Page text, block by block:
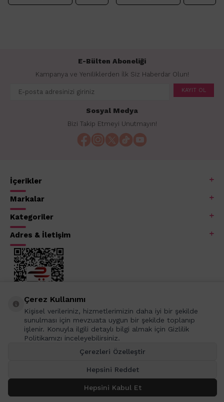
SEPETE EKLE
E-Bülten Aboneliği
Kampanya ve Yeniliklerden İlk Siz Haberdar Olun!
KAYIT OL
Sosyal Medya
Bizi Takip Etmeyi Unutmayın!
İçerikler
Markalar
Kategoriler
Adres & İletişim
Çerez Kullanımı
Kişisel verileriniz, hizmetlerimizin daha iyi bir şekilde
sunulması için mevzuata uygun bir şekilde toplanıp
işlenir. Konuyla ilgili detaylı bilgi almak için Gizlilik
Politikamızı inceleyebilirsiniz.
Çerezleri Özelleştir
Hepsini Reddet
Hepsini Kabul Et